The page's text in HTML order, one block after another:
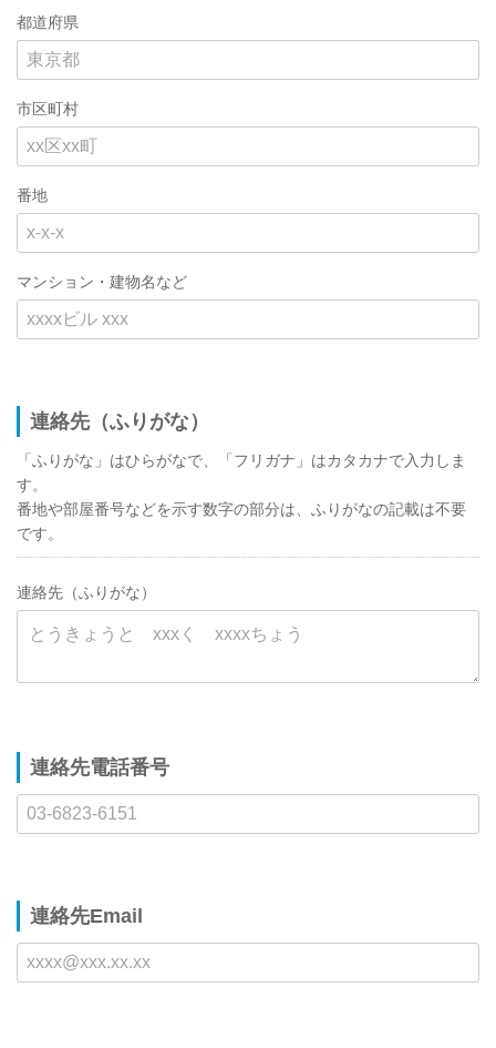
都道府県
市区町村
番地
マンション・建物名など
連絡先（ふりがな）
「ふりがな」はひらがなで、「フリガナ」はカタカナで入力しま
す。
番地や部屋番号などを示す数字の部分は、ふりがなの記載は不要
です。
連絡先（ふりがな）
連絡先電話番号
連絡先Email